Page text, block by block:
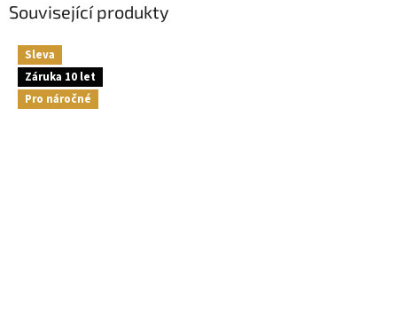
Související produkty
Sleva
Záruka 10 let
Pro náročné